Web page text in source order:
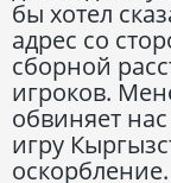
бы хотел
адрес со
сборной
игроков.
обвиняет
игру